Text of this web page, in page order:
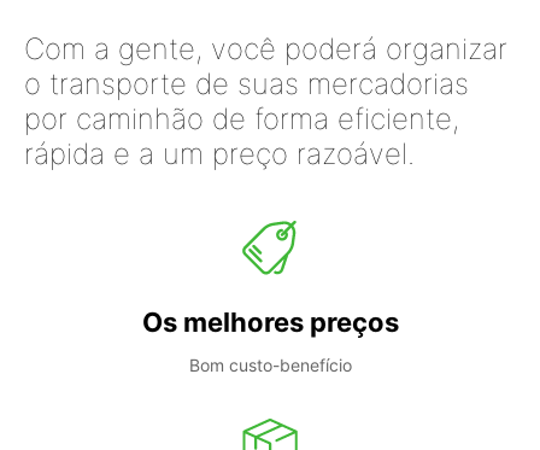
Com a gente, você poderá organizar
o transporte de suas mercadorias
por caminhão de forma eficiente,
rápida e a um preço razoável.
Os melhores preços
Bom custo-benefício